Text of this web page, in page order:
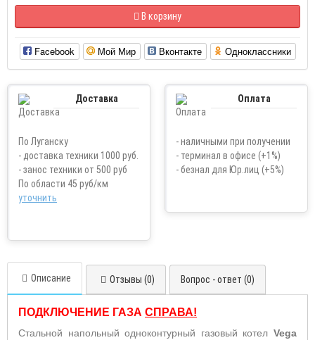
В корзину
Facebook Мой Мир Вконтакте Одноклассники
Доставка
По Луганску
- доставка техники 1000 руб.
- занос техники от 500 руб
По области 45 руб/км
уточнить
Оплата
- наличными при получении
- терминал в офисе (+1%)
- безнал для Юр.лиц (+5%)
Описание Отзывы (0) Вопрос - ответ (0)
ПОДКЛЮЧЕНИЕ ГАЗА СПРАВА!
Стальной напольный одноконтурный газовый котел Vega